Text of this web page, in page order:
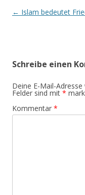
Beitrags-
← Islam bedeutet
Schreibe einen
Deine E-Mail-
Felder sind mit *
Kommentar *